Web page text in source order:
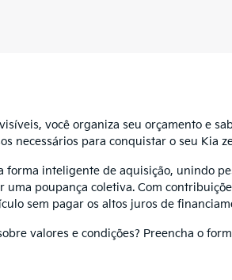
você organiza seu orçamento e
necessários para conquistar o seu Kia
forma inteligente de aquisição, unindo
uma poupança coletiva. Com
sem pagar os altos juros de
valores e condições? Preencha o